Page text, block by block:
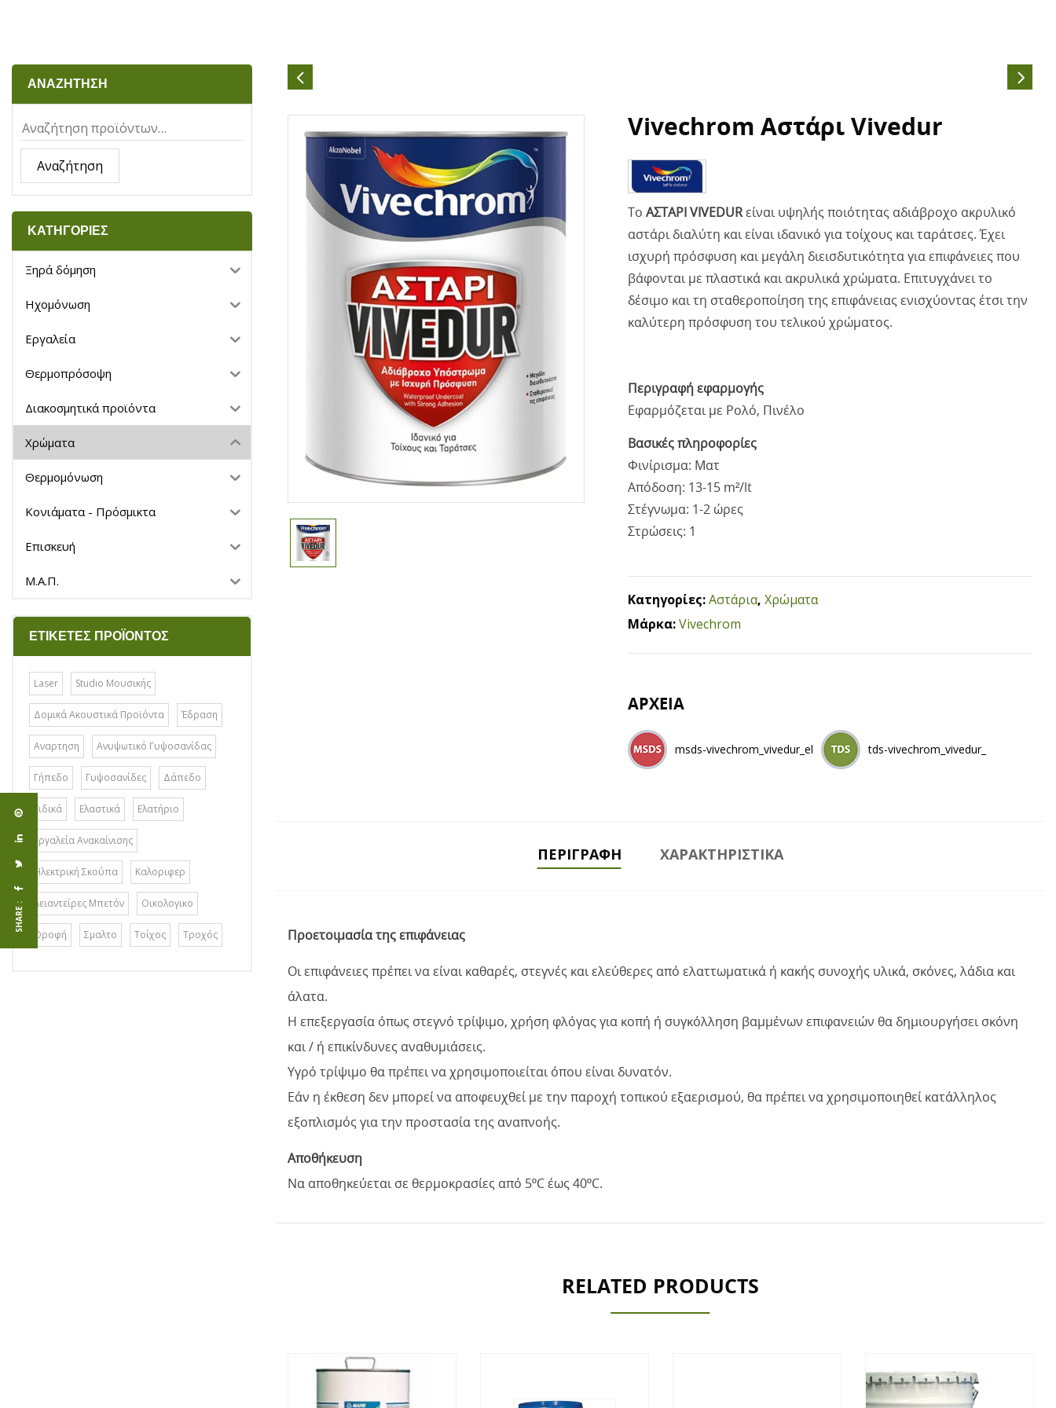
ΑΝΑΖΗΤΗΣΗ
Αναζήτηση
ΚΑΤΗΓΟΡΙΕΣ
Ξηρά δόμηση
Ηχομόνωση
Εργαλεία
Θερμοπρόσοψη
Διακοσμητικά προϊόντα
Χρώματα
Θερμομόνωση
Κονιάματα - Πρόσμικτα
Επισκευή
Μ.Α.Π.
ΕΤΙΚΈΤΕΣ ΠΡΟΪΌΝΤΟΣ
Laser Studio Μουσικής
Δομικά Ακουστικά Προϊόντα Έδραση
Αναρτηση Ανυψωτικό Γυψοσανίδας
Γήπεδο Γυψοσανίδες Δάπεδο
Ειδικά Ελαστικά Ελατήριο
Εργαλεία Ανακαίνισης
Ηλεκτρική Σκούπα Καλοριφερ
Λειαντείρες Μπετόν Οικολογικο
Οροφή Σμαλτο Τοίχος Τροχός
Vivechrom Αστάρι Vivedur
To ΑΣΤΑΡΙ VIVEDURείναι υψηλής ποιότητας αδιάβροχο ακρυλικό
αστάρι διαλύτη και είναι ιδανικό για τοίχους και ταράτσες. Έχει
ισχυρή πρόσφυση και μεγάλη διεισδυτικότητα για επιφάνειες που
βάφονται με πλαστικά και ακρυλικά χρώματα. Επιτυγχάνει το
δέσιμο και τη σταθεροποίηση της επιφάνειας ενισχύοντας έτσι την
καλύτερη πρόσφυση του τελικού χρώματος.
Περιγραφή εφαρμογής
Εφαρμόζεται με Ρολό, Πινέλο
Βασικές πληροφορίες
Φινίρισμα: Ματ
Απόδοση: 13-15 m²/lt
Στέγνωμα: 1-2 ώρες
Στρώσεις: 1
Κατηγορίες:Αστάρια, Χρώματα
Μάρκα:Vivechrom
ΑΡΧΕΙΑ
msds-vivechrom_vivedur_el tds-vivechrom_vivedur_
ΠΕΡΙΓΡΑΦΉ ΧΑΡΑΚΤΗΡΙΣΤΙΚΆ
Προετοιμασία της επιφάνειας
Οι επιφάνειες πρέπει να είναι καθαρές, στεγνές και ελεύθερες από ελαττωματικά ή κακής συνοχής υλικά, σκόνες, λάδια και
άλατα.
Η επεξεργασία όπως στεγνό τρίψιμο, χρήση φλόγας για κοπή ή συγκόλληση βαμμένων επιφανειών θα δημιουργήσει σκόνη
και / ή επικίνδυνες αναθυμιάσεις.
Υγρό τρίψιμο θα πρέπει να χρησιμοποιείται όπου είναι δυνατόν.
Εάν η έκθεση δεν μπορεί να αποφευχθεί με την παροχή τοπικού εξαερισμού, θα πρέπει να χρησιμοποιηθεί κατάλληλος
εξοπλισμός για την προστασία της αναπνοής.
Αποθήκευση
Να αποθηκεύεται σε θερμοκρασίες από 5ºC έως 40ºC.
SHARE :
RELATED PRODUCTS